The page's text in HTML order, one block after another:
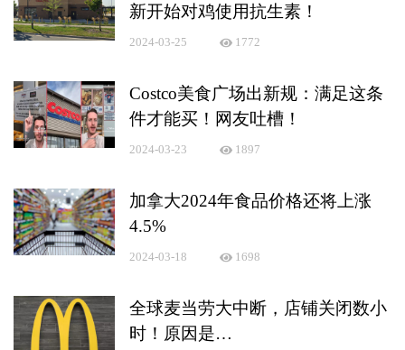
新开始对鸡使用抗生素！
2024-03-25 1772
Costco美食广场出新规：满足这条
件才能买！网友吐槽！
2024-03-23 1897
加拿大2024年食品价格还将上涨
4.5%
2024-03-18 1698
全球麦当劳大中断，店铺关闭数小
时！原因是…